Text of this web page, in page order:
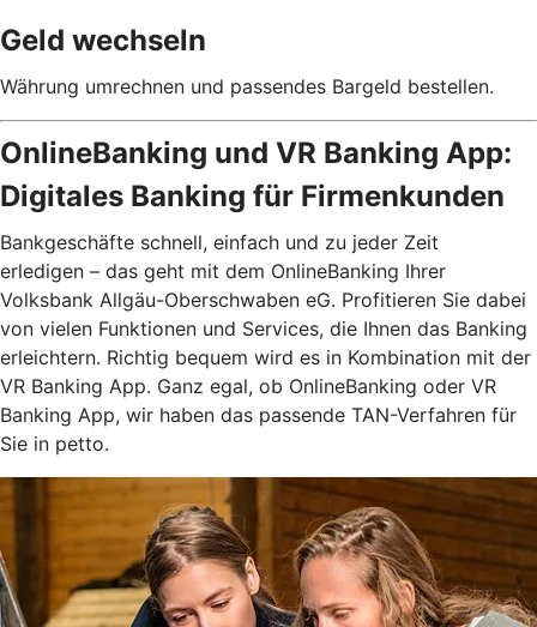
Geld wechseln
Währung umrechnen und passendes Bargeld bestellen.
OnlineBanking und VR Banking App:
Digitales Banking für Firmenkunden
Bankgeschäfte schnell, einfach und zu jeder Zeit
erledigen – das geht mit dem OnlineBanking Ihrer
Volksbank Allgäu-Oberschwaben eG. Profitieren Sie dabei
von vielen Funktionen und Services, die Ihnen das Banking
erleichtern. Richtig bequem wird es in Kombination mit der
VR Banking App. Ganz egal, ob OnlineBanking oder VR
Banking App, wir haben das passende TAN-Verfahren für
Sie in petto.